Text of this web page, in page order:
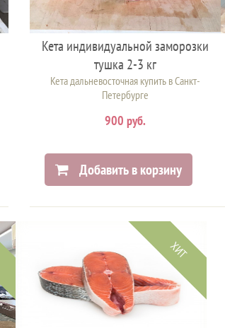
Кета индивидуальной заморозки
тушка 2-3 кг
Кета дальневосточная купить в Санкт-
Петербурге
900 руб.
Добавить в корзину
ХИТ